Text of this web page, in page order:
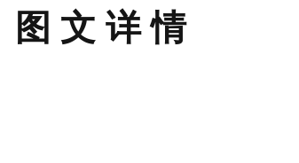
图 文 详 情